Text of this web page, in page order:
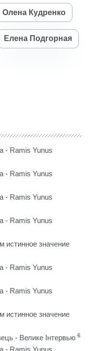
Олена Кудренко
Елена Подгорная
- Ramis Yunus
- Ramis Yunus
- Ramis Yunus
- Ramis Yunus
истинное значение
- Ramis Yunus
- Ramis Yunus
истинное значение
- Велике Інтервью 6
- Ramis Yunus